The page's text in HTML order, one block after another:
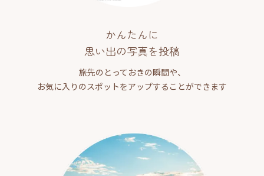
かんたんに
思い出の写真を投稿
旅先のとっておきの瞬間や、
お気に入りのスポットをアップすることができます